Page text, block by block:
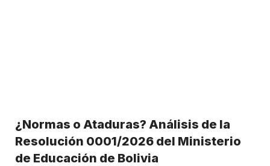
¿Normas o Ataduras? Análisis de la
Resolución 0001/2026 del Ministerio
de Educación de Bolivia